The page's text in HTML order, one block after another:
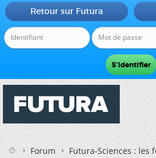
Retour sur Futura
Forum
Futura-Sciences : les